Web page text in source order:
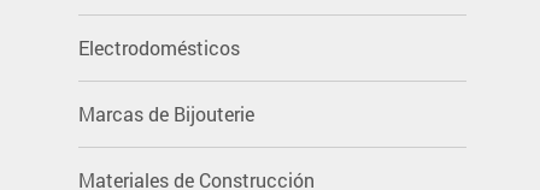
Electrodomésticos
Marcas de Bijouterie
Materiales de Construcción